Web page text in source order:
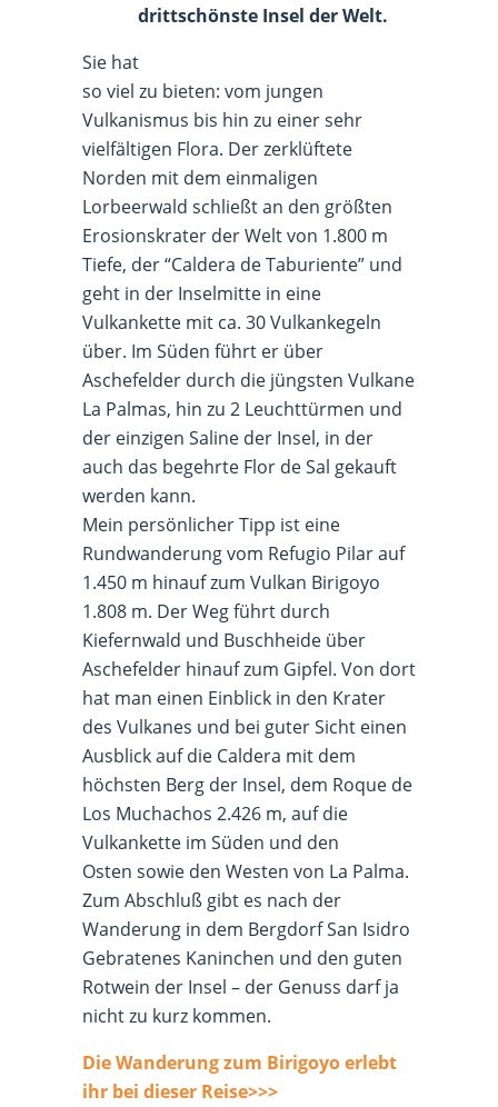
drittschönste Insel der Welt.
Sie hat
so viel zu bieten: vom jungen
Vulkanismus bis hin zu einer sehr
vielfältigen Flora. Der zerklüftete
Norden mit dem einmaligen
Lorbeerwald schließt an den größten
Erosionskrater der Welt von 1.800 m
Tiefe, der “Caldera de Taburiente” und
geht in der Inselmitte in eine
Vulkankette mit ca. 30 Vulkankegeln
über. Im Süden führt er über
Aschefelder durch die jüngsten Vulkane
La Palmas, hin zu 2 Leuchttürmen und
der einzigen Saline der Insel, in der
auch das begehrte Flor de Sal gekauft
werden kann.
Mein persönlicher Tipp ist eine
Rundwanderung vom Refugio Pilar auf
1.450 m hinauf zum Vulkan Birigoyo
1.808 m. Der Weg führt durch
Kiefernwald und Buschheide über
Aschefelder hinauf zum Gipfel. Von dort
hat man einen Einblick in den Krater
des Vulkanes und bei guter Sicht einen
Ausblick auf die Caldera mit dem
höchsten Berg der Insel, dem Roque de
Los Muchachos 2.426 m, auf die
Vulkankette im Süden und den
Osten sowie den Westen von La Palma.
Zum Abschluß gibt es nach der
Wanderung in dem Bergdorf San Isidro
Gebratenes Kaninchen und den guten
Rotwein der Insel – der Genuss darf ja
nicht zu kurz kommen.
Die Wanderung zum Birigoyo erlebt
ihr bei dieser Reise>>>